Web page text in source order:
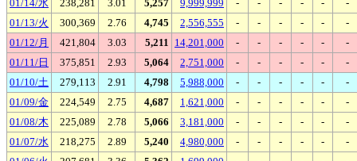
01/14/水
238,281 3.01 5,257 9,999,999 - - - - -
-
01/13/火
300,369 2.76 4,745 2,556,555 - - - - -
-
01/12/月
421,804 3.03 5,211 14,201,000 - - - - -
-
01/11/日
375,851 2.93 5,064 2,751,000 - - - - -
-
01/10/土
279,113 2.91 4,798 5,988,000 - - - - -
-
01/09/金
224,549 2.75 4,687 1,621,000 - - - - -
-
01/08/木
225,089 2.78 5,066 3,181,000 - - - - -
-
01/07/水
218,275 2.89 5,240 4,980,000 - - - - -
-